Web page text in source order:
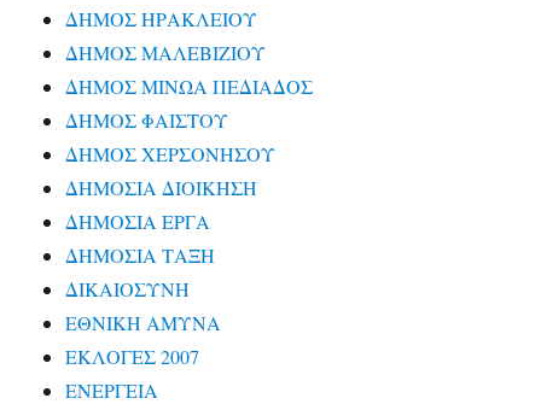
ΔΗΜΟΣ ΗΡΑΚΛΕΙΟΥ
ΔΗΜΟΣ ΜΑΛΕΒΙΖΙΟΥ
ΔΗΜΟΣ ΜΙΝΩΑ ΠΕΔΙΑΔΟΣ
ΔΗΜΟΣ ΦΑΙΣΤΟΥ
ΔΗΜΟΣ ΧΕΡΣΟΝΗΣΟΥ
ΔΗΜΟΣΙΑ ΔΙΟΙΚΗΣΗ
ΔΗΜΟΣΙΑ ΕΡΓΑ
ΔΗΜΟΣΙΑ ΤΑΞΗ
ΔΙΚΑΙΟΣΥΝΗ
ΕΘΝΙΚΗ ΑΜΥΝΑ
ΕΚΛΟΓΕΣ 2007
ΕΝΕΡΓΕΙΑ